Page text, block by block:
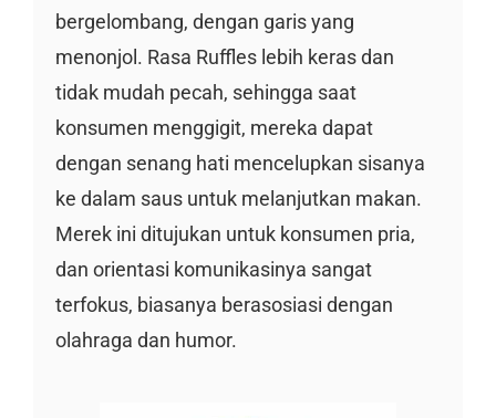
bergelombang, dengan garis yang
menonjol. Rasa Ruffles lebih keras dan
tidak mudah pecah, sehingga saat
konsumen menggigit, mereka dapat
dengan senang hati mencelupkan sisanya
ke dalam saus untuk melanjutkan makan.
Merek ini ditujukan untuk konsumen pria,
dan orientasi komunikasinya sangat
terfokus, biasanya berasosiasi dengan
olahraga dan humor.